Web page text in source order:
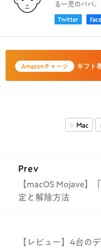
る一児のパパ
Twitter
Amazonチャージ ギフト
Mac
Prev
【macOS Mojave】
定と解除方法
【レビュー】4台の